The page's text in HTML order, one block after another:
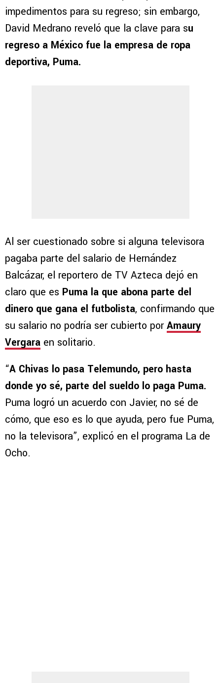
impedimentos para su regreso; sin embargo,
David Medrano reveló que la clave para su
regreso a México fue la empresa de ropa
deportiva, Puma.
Al ser cuestionado sobre si alguna televisora
pagaba parte del salario de Hernández
Balcázar, el reportero de TV Azteca dejó en
claro que es Puma la que abona parte del
dinero que gana el futbolista, confirmando que
su salario no podría ser cubierto porAmaury
Vergara en solitario.
“A Chivas lo pasa Telemundo, pero hasta
donde yo sé, parte del sueldo lo paga Puma.
Puma logró un acuerdo con Javier, no sé de
cómo, que eso es lo que ayuda, pero fue Puma,
no la televisora”, explicó en el programa La de
Ocho.